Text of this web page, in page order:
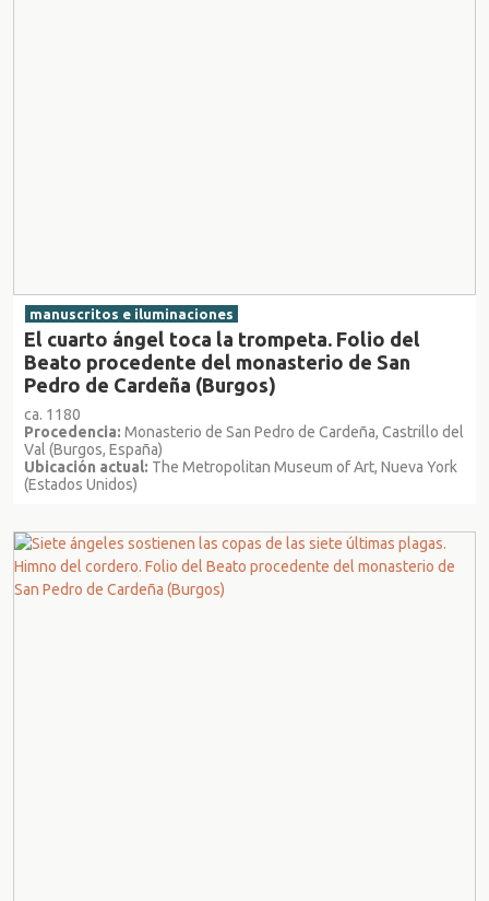
manuscritos e iluminaciones
El cuarto ángel toca la trompeta. Folio del
Beato procedente del monasterio de San
Pedro de Cardeña (Burgos)
ca. 1180
Procedencia: Monasterio de San Pedro de Cardeña, Castrillo del
Val (Burgos, España)
Ubicación actual: The Metropolitan Museum of Art, Nueva York
(Estados Unidos)